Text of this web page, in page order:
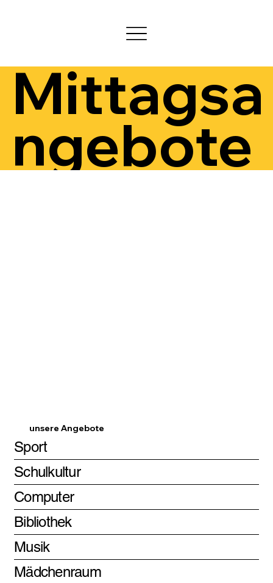
Mittagsa
ngebote
unsere Angebote
Sport
Schulkultur
Computer
Bibliothek
Musik
Mädchenraum